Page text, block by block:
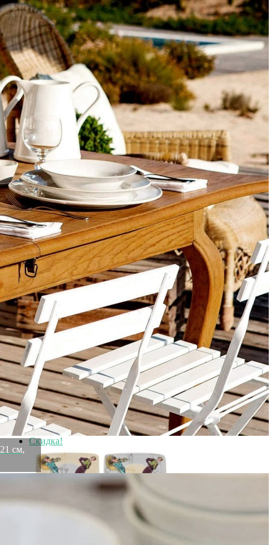
см,
Цвет
White
Категория Посуда
Бренд
Costa Nova
Рассказать друзьям!
Купить Тарелка ATP211-CRM(ATP211-05407E), 21 см,
керамика, white, Costa Nova
Артикул:
RMRS-ATP211-CRM(ATP211-05407E)(U)
В наличии
4 060
₽
Down
Купить
Информация о доставке
Помона
Прочее
Служба доставки СДЭК
Рассчитываем стоимость доставки...
Самовывоз
ПВЗ СДЭК
Рассчитываем стоимость доставки...
Преимущества для клиентов
Закзать в интернет-магазине
Вступайте в ряды довольных клиентов! Создавайте
Вашу территорию уюта!
Доставка
Мы доставим ваш заказ курьером по Москве и Санкт-
Петербургу или службой доставки по всей России.
Оплата
Оплатите заказ банковской картой, электронными
деньгами или наличными в ближайшем платежном
терминале или наличными.
Как заказать
Позвоните менеджеру по телефону или оформите заказ
через корзину
Рекомендуем посмотреть
Скидка!
Чайный набор lefard "fashion queen" на 6 пер. 12 пр. 180